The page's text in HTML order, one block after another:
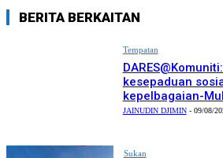
BERITA BERKAITAN
Tempatan
kesepaduan
kepelbagaian-
JAINUDIN DJIMIN - 09/08/
Sukan